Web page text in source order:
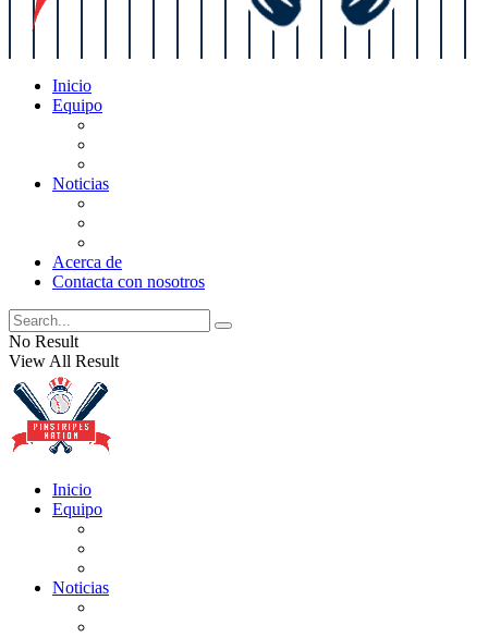
Inicio
Equipo
Noticias
Acerca de
Contacta con nosotros
No Result
View All Result
Inicio
Equipo
Noticias